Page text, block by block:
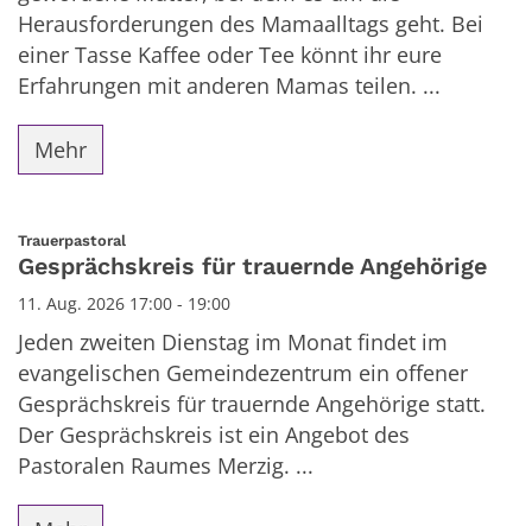
Herausforderungen des Mamaalltags geht. Bei
einer Tasse Kaffee oder Tee könnt ihr eure
Erfahrungen mit anderen Mamas teilen. ...
Mehr
Trauerpastoral
Gesprächskreis für trauernde Angehörige
11. Aug. 2026 17:00 - 19:00
Jeden zweiten Dienstag im Monat findet im
evangelischen Gemeindezentrum ein offener
Gesprächskreis für trauernde Angehörige statt.
Der Gesprächskreis ist ein Angebot des
Pastoralen Raumes Merzig. ...